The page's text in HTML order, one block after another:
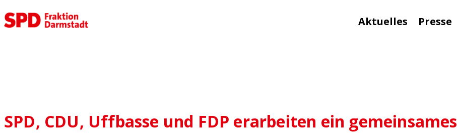
Aktuelles Presse
SPD, CDU, Uffbasse und FDP erarbeiten ein gemeinsames